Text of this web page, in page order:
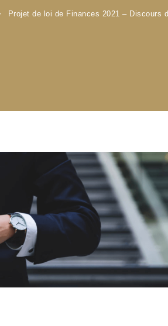
Projet de loi de Finances 2021 – Discours